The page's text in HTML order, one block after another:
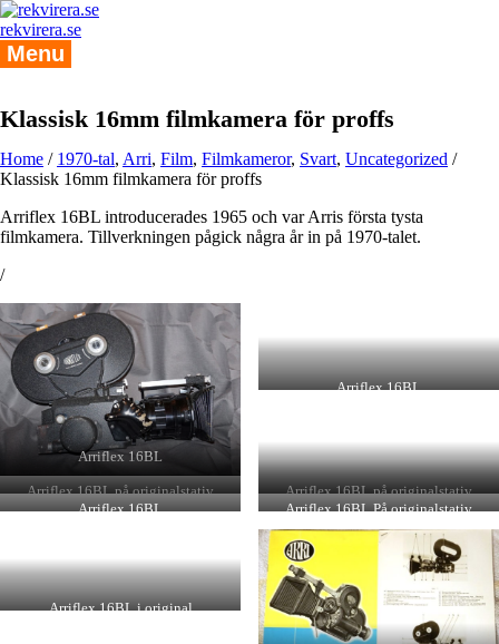
Skip
to
content
rekvirera.se
Menu
Klassisk 16mm filmkamera för proffs
Home / 1970-tal, Arri, Film, Filmkameror, Svart, Uncategorized /
Klassisk 16mm filmkamera för proffs
Arriflex 16BL introducerades 1965 och var Arris första tysta
filmkamera. Tillverkningen pågick några år in på 1970-talet.
/
Arriflex 16BL
Arriflex 16BL
Arriflex 16BL på originalstativ
Arriflex 16BL på originalstativ
Arriflex 16BL
Arriflex 16BL På originalstativ
Arriflex 16BL i original